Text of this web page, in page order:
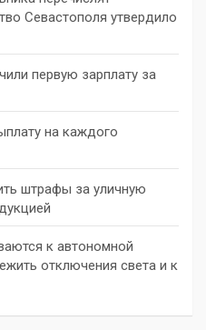
Севастополя утвердило
первую зарплату за
на каждого
штрафы за уличную
к автономной
отключения света и к